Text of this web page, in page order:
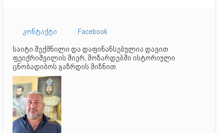
კონტაქტი
Facebook
საიტი შექმნილი და დაფინანსებულია დავით
ფეიქრიშვილის მიერ, მოზარდებში ისტორიული
ცნობადიბოს გაზრდის მიზნით.